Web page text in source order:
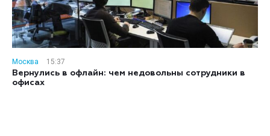
Москва
15:37
Вернулись в офлайн: чем недовольны сотрудники в
офисах